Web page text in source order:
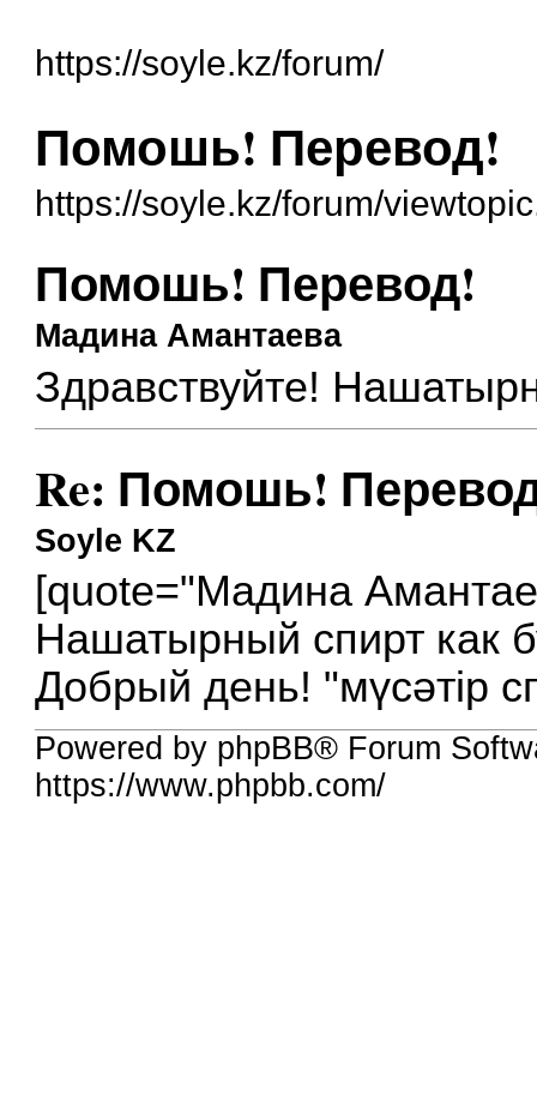
https://soyle.kz/forum/
Помошь! Перевод!
https://soyle.kz/forum/
Помошь! Перевод!
Мадина Амантаева
Здравствуйте!
Re: Помошь!
Soyle KZ
[quote="Мадина
Нашатырный спирт как
Добрый день! "мүсәтір
Powered by phpBB® Forum
https://www.phpbb.com/